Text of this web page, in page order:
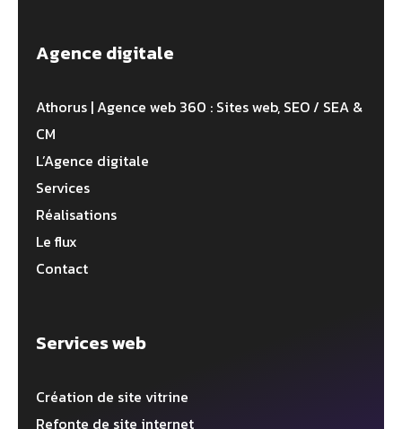
Agence digitale
Athorus | Agence web 360 : Sites web, SEO / SEA &
CM
L’Agence digitale
Services
Réalisations
Le flux
Contact
Services web
Création de site vitrine
Refonte de site internet